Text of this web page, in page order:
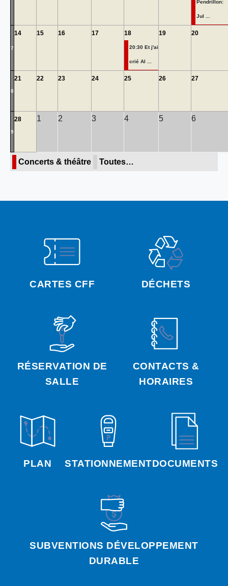
CARTES CFF DÉCHETS
RÉSERVATION DE
SALLE
CONTACTS &
HORAIRES
PLAN STATIONNEMENTDOCUMENTS
SUBVENTIONS DÉVELOPPEMENT
DURABLE
Pendrillon:
Jul ...
7
14 15 16 17 18
20:30 Et j'ai
crié Al ...
19 20
8
21 22 23 24 25 26 27
9
28 1 2 3 4 5 6
Concerts & théâtre Toutes…